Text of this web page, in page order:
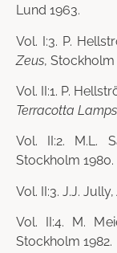
Lund 1963.
Vol. I:3. P.
Zeus, Stockholm
Vol. II:1. P.
Terracotta
Vol. II:2. M.L.
Stockholm 1980.
Vol. II:3. J.J. Jully,
Vol. II:4. M.
Stockholm 1982.